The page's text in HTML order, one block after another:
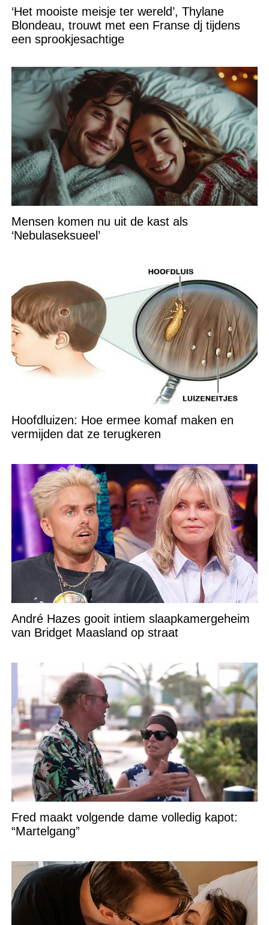
‘Het mooiste meisje ter wereld’, Thylane
Blondeau, trouwt met een Franse dj tijdens
een sprookjesachtige
Mensen komen nu uit de kast als
‘Nebulaseksueel’
Hoofdluizen: Hoe ermee komaf maken en
vermijden dat ze terugkeren
André Hazes gooit intiem slaapkamergeheim
van Bridget Maasland op straat
Fred maakt volgende dame volledig kapot:
“Martelgang”